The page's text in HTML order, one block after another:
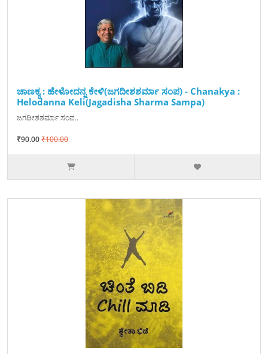
ಚಾಣಕ್ಯ : ಹೇಳೋದನ್ನ ಕೇಳಿ(ಜಗದೀಶಶರ್ಮಾ ಸಂಪ) - Chanakya :
Helodanna Keli(Jagadisha Sharma Sampa)
ಜಗದೀಶಶರ್ಮಾ ಸಂಪ..
₹90.00₹100.00